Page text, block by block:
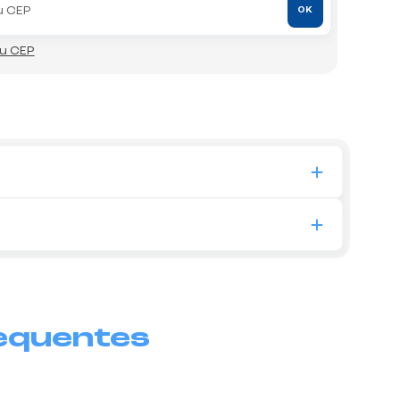
OK
CEP
usos.
Glucosamina. Juntos, os ingredientes
de garantir mais firmeza à pele, gerando